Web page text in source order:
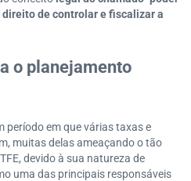
tributária sob controle e evit
de controlar e fiscalizar a
o planejamento
período em que várias taxas e
muitas delas ameaçando o tão
devido à sua natureza de
uma das principais responsáveis